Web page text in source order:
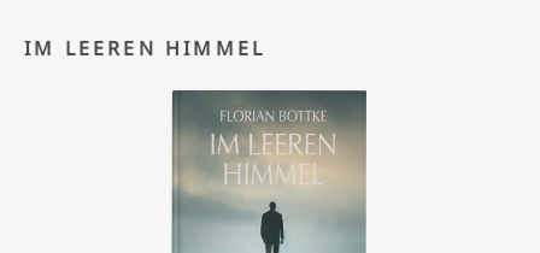
IM LEEREN HIMMEL